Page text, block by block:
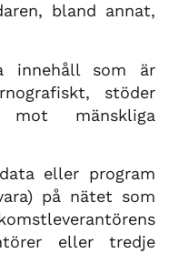
bland annat,
innehåll som är
stöder
mänskliga
eller program
på nätet som
eller tredje